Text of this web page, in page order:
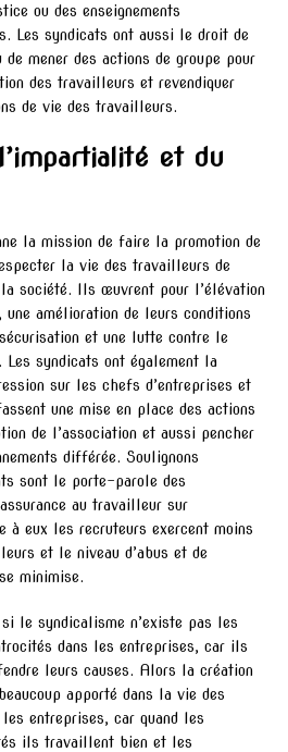
ou des enseignements
Les syndicats ont aussi le droit de
mener des actions de groupe pour
des travailleurs et revendiquer
de vie des travailleurs.
et du
la mission de faire la promotion de
la vie des travailleurs de
société. Ils œuvrent pour l’élévation
amélioration de leurs conditions
et une lutte contre le
syndicats ont également la
sur les chefs d’entreprises et
une mise en place des actions
de l’association et aussi pencher
différée. Soulignons
sont le porte-parole des
au travailleur sur
à eux les recruteurs exercent moins
et le niveau d’abus et de
minimise.
si le syndicalisme n’existe pas les
dans les entreprises, car ils
leurs causes. Alors la création
apporté dans la vie des
entreprises, car quand les
ils travaillent bien et les